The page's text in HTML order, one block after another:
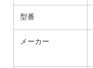
型番
メーカー